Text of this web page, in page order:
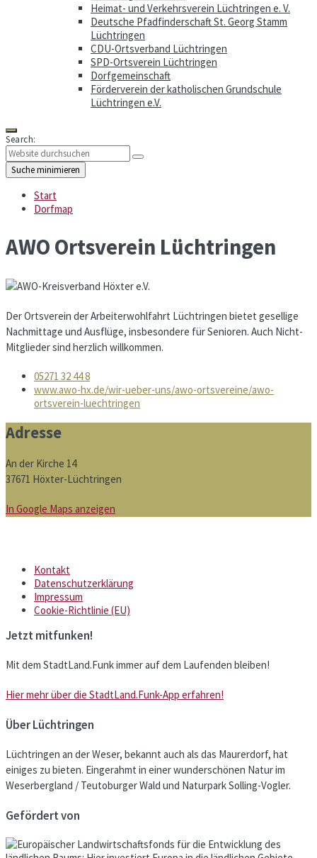
Heimat- und Verkehrsverein Lüchtringen e. V.
Deutsche Pfadfinderschaft St. Georg Stamm
Lüchtringen
CDU-Ortsverband Lüchtringen
SPD-Ortsverein Lüchtringen
Dorfgemeinschaft
Förderverein der katholischen Grundschule
Lüchtringen e.V.
Search:
Suche minimieren
Start
Dorfmap
AWO Ortsverein Lüchtringen
Der Ortsverein der Arbeiterwohlfahrt Lüchtringen bietet gesellige
Nachmittage und Ausflüge, ins­beson­dere für Senioren. Auch Nicht-
Mitglieder sind herzlich willkommen.
05271 32 44 8
www.awo-hx.de/wir-ueber-uns/awo-ortsvereine/awo-
ortsverein-luechtringen
Adresse
An der Kirche 14
37671 Höxter-Lüchtringen
In Google Maps anzeigen
Kontakt
Datenschutzerklärung
Impressum
Cookie-Richtlinie (EU)
Jetzt mitfunken!
Mit dem StadtLand.Funk immer auf dem Laufenden bleiben!
Hier mehr über die StadtLand.Funk-App erfahren!
Über Lüchtringen
Lüchtringen an der Weser, bekannt auch als das Maurerdorf, hat
einiges zu bieten. Eingerahmt in einer wunderschönen Natur im
Weserbergland / Teutoburger Wald und Naturpark Solling-Vogler.
Gefördert von